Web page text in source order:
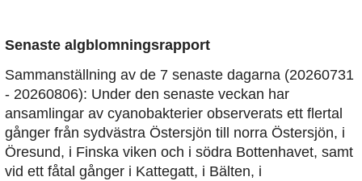
Senaste algblomningsrapport
Sammanställning av de 7 senaste dagarna (20260731
- 20260806): Under den senaste veckan har
ansamlingar av cyanobakterier observerats ett flertal
gånger från sydvästra Östersjön till norra Östersjön, i
Öresund, i Finska viken och i södra Bottenhavet, samt
vid ett fåtal gånger i Kattegatt, i Bälten, i